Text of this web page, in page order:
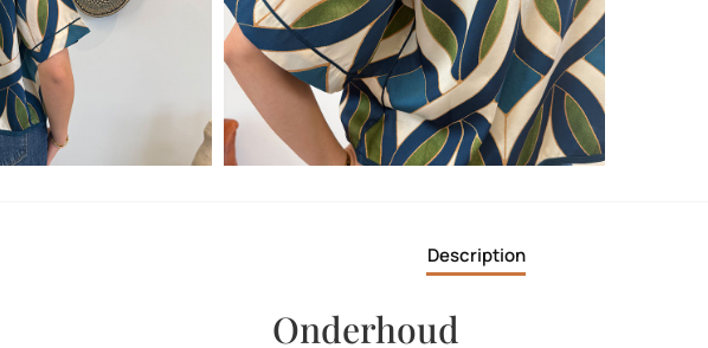
Description
Onderhoud